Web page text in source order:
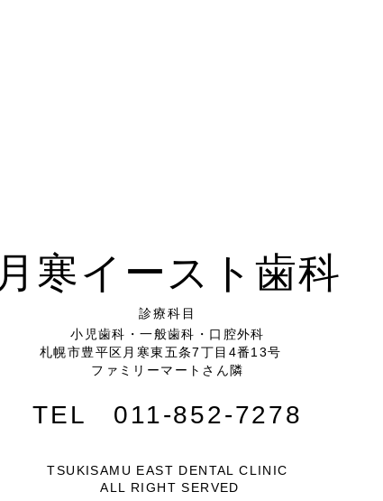
月寒イースト歯科
診療科目
小児歯科・一般歯科・口腔外科
札幌市豊平区月寒東五条7丁目4番13号
ファミリーマートさん隣
TEL 011-852-7278
TSUKISAMU EAST DENTAL CLINIC
ALL RIGHT SERVED